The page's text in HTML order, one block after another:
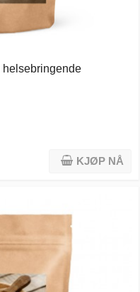
helsebringende
KJØP NÅ